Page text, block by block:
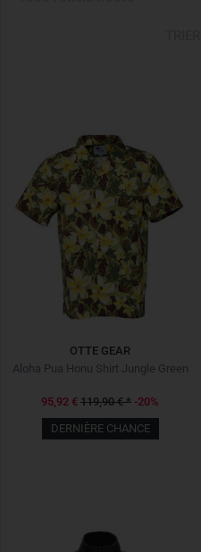
OTTE GEAR
Aloha Pua Honu Shirt Jungle Green
95,92 € 119,90 €* -20%
DERNIÈRE CHANCE